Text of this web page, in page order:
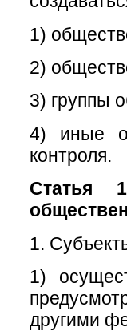
1)
2)
3) группы
4) иные
контроля.
Статья
1.
1)
другими